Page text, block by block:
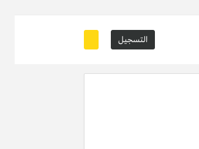
التسجيل